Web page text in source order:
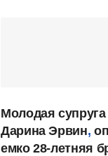
Молодая
Дарина Эрвин,
емко 28-летняя